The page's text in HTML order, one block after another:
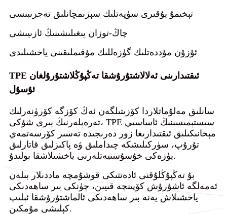
تېخىمۇ يۇقىرى سۈپەتلىك سېزىمچانلىق تەجرىبىسى
چاڭ-توزان يىغىلىشىنىڭ ئازىيىشى
ئۇزۇن مۇددەتلىك گۈزەللىك مۇقىملىقىنى ياخشىلىدى
TPE ئىقتىدارىنى ئەلالاشتۇرۇشقا تەڭپۇڭلاشتۇرۇلغان
ئۇسۇل
سانلىق مەلۇماتلاردا كۆزىتىلگەن ئەڭ كۆزگە كۆرۈنەرلىك
تەرەپلەرنىڭ بىرى شۇكى، TPE سىستېمىسىنىڭ ئاساسىي
مېخانىكىلىق ئىقتىدارىغا زور دەرىجىدە تەسىر كۆرسەتمەي
تۇرۇپ، سۈركىلىشكە چىداملىق ۋە پاكىزلىق قاتارلىق
يۈزەكى خۇسۇسىيەتلەرنى ياخشىلاشقا بولىدۇ.
بۇ تەڭپۇڭلۇقنى ئادەتتىكى قوشۇمچە ماددىلار بىلەن
ئەمەلگە ئاشۇرۇش كۆپىنچە قىيىن، چۈنكى بىر ساھەدىكى
ياخشىلاش يەنە بىر ساھەدىكى ئالماشتۇرۇشقا ئېلىپ
كېلىشى مۇمكىن.